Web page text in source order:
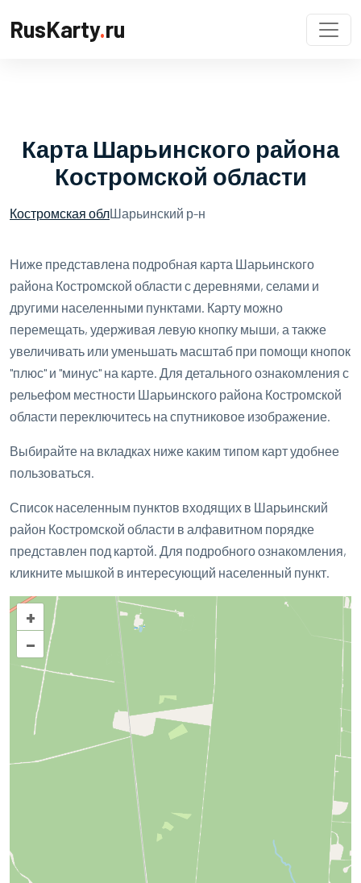
RusKarty.ru
Карта Шарьинского района
Костромской области
Костромская облШарьинский р-н
Ниже представлена подробная карта Шарьинского
района Костромской области с деревнями, селами и
другими населенными пунктами. Карту можно
перемещать, удерживая левую кнопку мыши, а также
увеличивать или уменьшать масштаб при помощи кнопок
"плюс" и "минус" на карте. Для детального ознакомления с
рельефом местности Шарьинского района Костромской
области переключитесь на спутниковое изображение.
Выбирайте на вкладках ниже каким типом карт удобнее
пользоваться.
Список населенным пунктов входящих в Шарьинский
район Костромской области в алфавитном порядке
представлен под картой. Для подробного ознакомления,
кликните мышкой в интересующий населенный пункт.
+
–